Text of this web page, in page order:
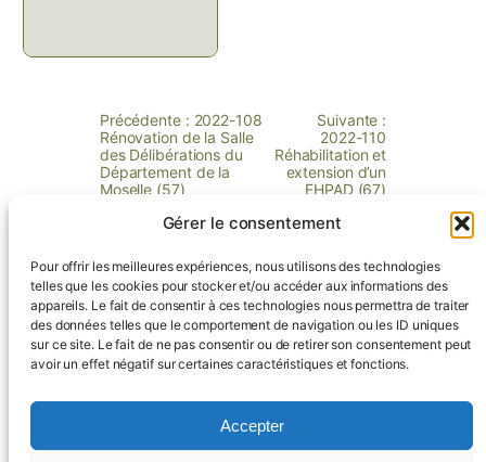
Gérer le consentement
Pour offrir les meilleures expériences, nous utilisons des technologies
telles que les cookies pour stocker et/ou accéder aux informations des
appareils. Le fait de consentir à ces technologies nous permettra de traiter
des données telles que le comportement de navigation ou les ID uniques
sur ce site. Le fait de ne pas consentir ou de retirer son consentement peut
avoir un effet négatif sur certaines caractéristiques et fonctions.
Accepter
Précédente : 2022-108
Rénovation de la Salle
des Délibérations du
Département de la
Moselle (57)
Suivante :
2022-110
Réhabilitation et
extension d’un
EHPAD (67)
Contactez-nous !
Équipe Références
Politique de confidentialité